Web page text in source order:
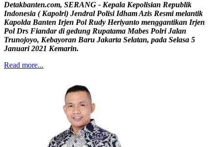
Detakbanten.com, SERANG - Kepala Kepolisian Republik
Indonesia ( Kapolri) Jendral Polisi Idham Azis Resmi melantik
Kapolda Banten Irjen Pol Rudy Heriyanto menggantikan Irjen
Pol Drs Fiandar di gedung Rupatama Mabes Polri Jalan
Trunojoyo, Kebayoran Baru Jakarta Selatan, pada Selasa 5
Januari 2021 Kemarin.
Read more...